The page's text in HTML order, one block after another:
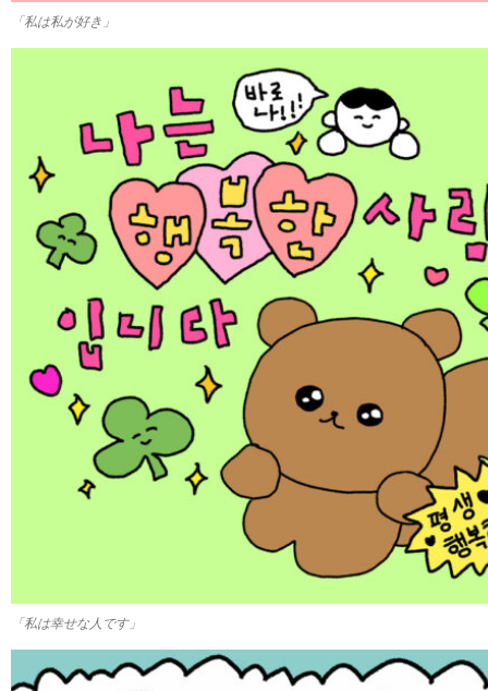
「私は私が好き」
「私は幸せな人です」